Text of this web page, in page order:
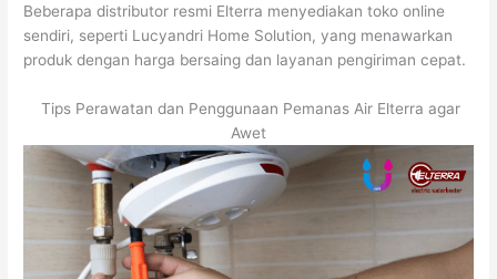
Beberapa distributor resmi Elterra menyediakan toko online
sendiri, seperti Lucyandri Home Solution, yang menawarkan
produk dengan harga bersaing dan layanan pengiriman cepat.
Tips Perawatan dan Penggunaan Pemanas Air Elterra agar
Awet